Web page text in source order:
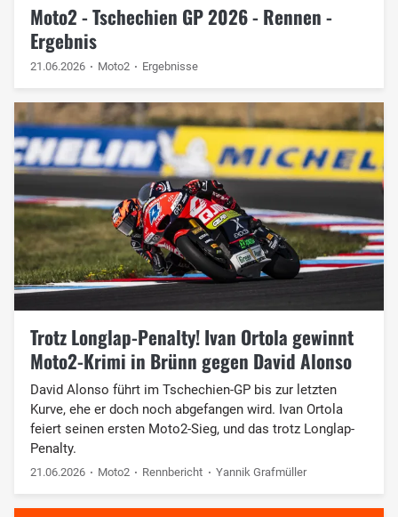
Moto2 - Tschechien GP 2026 - Rennen -
Ergebnis
21.06.2026 Moto2 Ergebnisse
Trotz Longlap-Penalty! Ivan Ortola gewinnt
Moto2-Krimi in Brünn gegen David Alonso
David Alonso führt im Tschechien-GP bis zur letzten
Kurve, ehe er doch noch abgefangen wird. Ivan Ortola
feiert seinen ersten Moto2-Sieg, und das trotz Longlap-
Penalty.
21.06.2026 Moto2 Rennbericht Yannik Grafmüller